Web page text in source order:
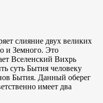
слияние двух великих
и Земного. Это
Вселенский Вихрь
суть Бытия человеку
Бытия. Данный оберег
имеет два